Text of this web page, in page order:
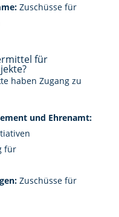
Zuschüsse für
für
haben Zugang zu
und Ehrenamt:
für
Zuschüsse für